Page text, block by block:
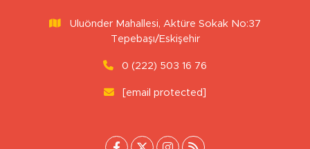
Uluönder Mahallesi, Aktüre Sokak No:37
Tepebaşı/Eskişehir
0 (222) 503 16 76
[email protected]